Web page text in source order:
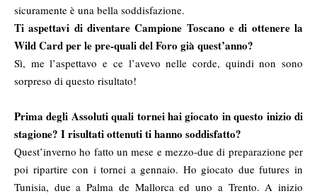
sicuramente è una bella soddisfazione.
Ti aspettavi di diventare Campione Toscano e di ottenere la
Wild Card per le pre-quali del Foro già quest’anno?
Sì, me l’aspettavo e ce l’avevo nelle corde, quindi non sono
sorpreso di questo risultato!
Prima degli Assoluti quali tornei hai giocato in questo inizio di
stagione? I risultati ottenuti ti hanno soddisfatto?
Quest’inverno ho fatto un mese e mezzo-due di preparazione per
poi ripartire con i tornei a gennaio. Ho giocato due futures in
Tunisia, due a Palma de Mallorca ed uno a Trento. A inizio